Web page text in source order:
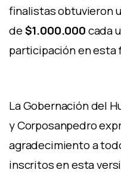
finalistas obtuvieron
de$1.000.000cada
participación en esta
La Gobernación del
y Corposanpedro
agradecimiento a
inscritos en esta